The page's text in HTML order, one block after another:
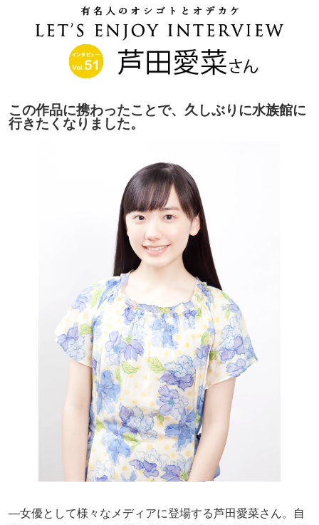
この作品に携わったことで、久しぶりに水族館に
行きたくなりました。
―女優として様々なメディアに登場する芦田愛菜さん。自